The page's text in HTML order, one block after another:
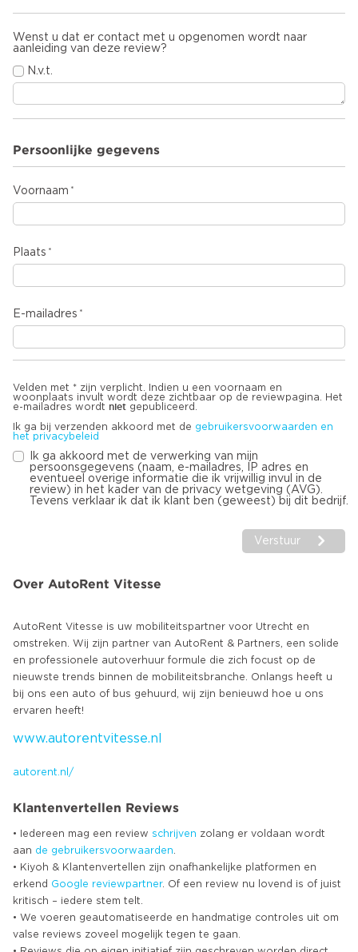
Wenst u dat er contact met u opgenomen wordt naar
aanleiding van deze review?
N.v.t.
Persoonlijke gegevens
Voornaam
Plaats
E-mailadres
Velden met * zijn verplicht. Indien u een voornaam en
woonplaats invult wordt deze zichtbaar op de reviewpagina. Het
e-mailadres wordt niet gepubliceerd.
Ik ga bij verzenden akkoord met de gebruikersvoorwaarden en
het privacybeleid
Ik ga akkoord met de verwerking van mijn
persoonsgegevens (naam, e-mailadres, IP adres en
eventueel overige informatie die ik vrijwillig invul in de
review) in het kader van de privacy wetgeving (AVG).
Tevens verklaar ik dat ik klant ben (geweest) bij dit bedrijf.
Verstuur
Over AutoRent Vitesse
AutoRent Vitesse is uw mobiliteitspartner voor Utrecht en
omstreken. Wij zijn partner van AutoRent & Partners, een solide
en professionele autoverhuur formule die zich focust op de
nieuwste trends binnen de mobiliteitsbranche. Onlangs heeft u
bij ons een auto of bus gehuurd, wij zijn benieuwd hoe u ons
www.autorentvitesse.nl
autorent.nl/
Klantenvertellen Reviews
• Iedereen mag een review schrijven zolang er voldaan wordt
aan de gebruikersvoorwaarden
• Kiyoh & Klantenvertellen zijn onafhankelijke platformen en
erkend Google reviewpartner. Of een review nu lovend is of juist
kritisch – iedere stem telt.
• We voeren geautomatiseerde en handmatige controles uit om
valse reviews zoveel mogelijk tegen te gaan.